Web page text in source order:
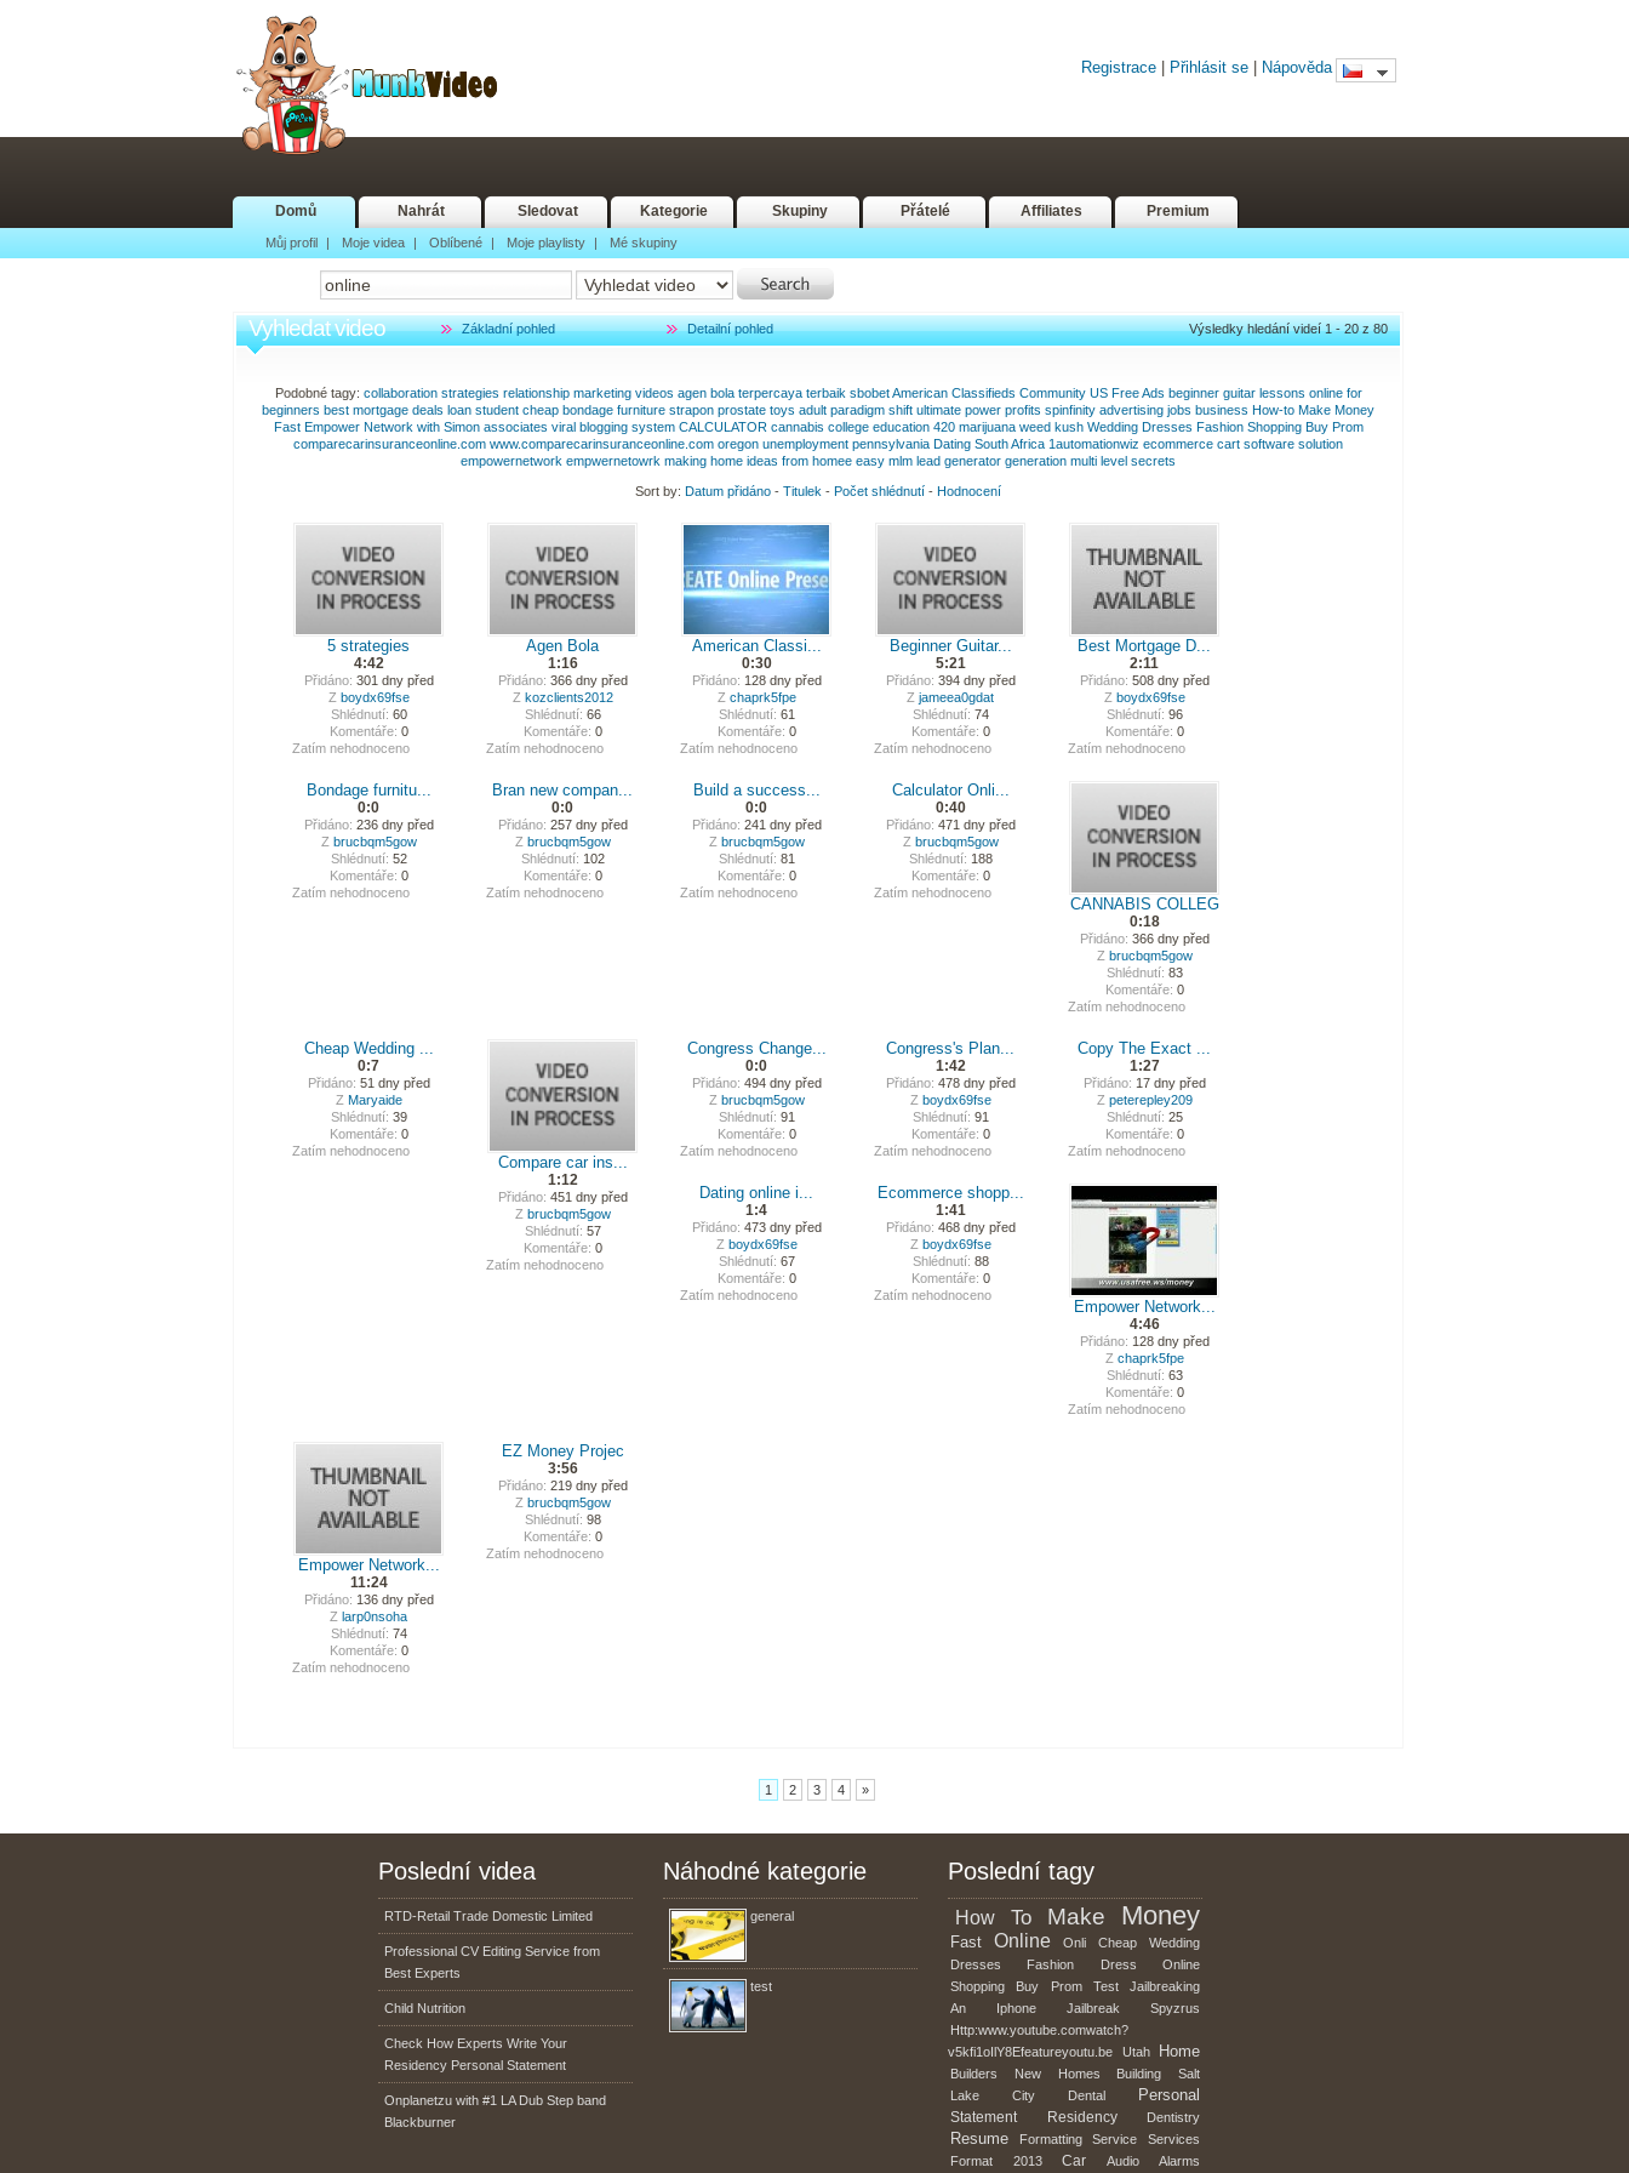
Registrace Přihlásit se Nápověda
Domů Nahrát Sledovat Kategorie Skupiny Přátelé Affiliates Premium
Můj profil | Moje videa | Oblíbené | Moje playlisty | Mé skupiny
Vyhledat video Základní pohled Detailní pohled Výsledky hledání videí 1 - 20 z 80
Podobné tagy: collaboration strategies relationship marketing videos agen bola terpercaya terbaik sbobet American Classifieds Community US Free Ads beginner guitar lessons online for
beginners best mortgage deals loan student cheap bondage furniture strapon prostate toys adult paradigm shift ultimate power profits spinfinity advertising jobs business How-to Make Money
Fast Empower Network with Simon associates viral blogging system CALCULATOR cannabis college education 420 marijuana weed kush Wedding Dresses Fashion Shopping Buy Prom
comparecarinsuranceonline.com www.comparecarinsuranceonline.com oregon unemployment pennsylvania Dating SouthAfrica 1automationwiz ecommerce cart software solution
empowernetwork empwernetowrk making home ideas from homee easy mlm lead generator generation multi level secrets
Sort by: Datum přidáno - Titulek - Počet shlédnutí - Hodnocení
5 strategies
4:42
Přidáno: 301 dny před
Z boydx69fse
Shlédnutí: 60
Komentáře: 0
Zatím nehodnoceno
Agen Bola
1:16
Přidáno: 366 dny před
Z kozclients2012
Shlédnutí: 66
Komentáře: 0
Zatím nehodnoceno
American Classi...
0:30
Přidáno: 128 dny před
Z chaprk5fpe
Shlédnutí: 61
Komentáře: 0
Zatím nehodnoceno
Beginner Guitar...
5:21
Přidáno: 394 dny před
Z jameea0gdat
Shlédnutí: 74
Komentáře: 0
Zatím nehodnoceno
Best Mortgage D...
2:11
Přidáno: 508 dny před
Z boydx69fse
Shlédnutí: 96
Komentáře: 0
Zatím nehodnoceno
Bondage furnitu...
0:0
Přidáno: 236 dny před
Z brucbqm5gow
Shlédnutí: 52
Komentáře: 0
Zatím nehodnoceno
Bran new compan...
0:0
Přidáno: 257 dny před
Z brucbqm5gow
Shlédnutí: 102
Komentáře: 0
Zatím nehodnoceno
Build a success...
0:0
Přidáno: 241 dny před
Z brucbqm5gow
Shlédnutí: 81
Komentáře: 0
Zatím nehodnoceno
Calculator Onli...
0:40
Přidáno: 471 dny před
Z brucbqm5gow
Shlédnutí: 188
Komentáře: 0
Zatím nehodnoceno
CANNABIS COLLEG
0:18
Přidáno: 366 dny před
Z brucbqm5gow
Shlédnutí: 83
Komentáře: 0
Zatím nehodnoceno
Cheap Wedding ...
0:7
Přidáno: 51 dny před
Z Maryaide
Shlédnutí: 39
Komentáře: 0
Zatím nehodnoceno
Compare car ins...
1:12
Přidáno: 451 dny před
Z brucbqm5gow
Shlédnutí: 57
Komentáře: 0
Zatím nehodnoceno
Congress Change...
0:0
Přidáno: 494 dny před
Z brucbqm5gow
Shlédnutí: 91
Komentáře: 0
Zatím nehodnoceno
Congress's Plan...
1:42
Přidáno: 478 dny před
Z boydx69fse
Shlédnutí: 91
Komentáře: 0
Zatím nehodnoceno
Copy The Exact ...
1:27
Přidáno: 17 dny před
Z peterepley209
Shlédnutí: 25
Komentáře: 0
Zatím nehodnoceno
Dating online i...
1:4
Přidáno: 473 dny před
Z boydx69fse
Shlédnutí: 67
Komentáře: 0
Zatím nehodnoceno
Ecommerce shopp...
1:41
Přidáno: 468 dny před
Z boydx69fse
Shlédnutí: 88
Komentáře: 0
Zatím nehodnoceno
Empower Network...
4:46
Přidáno: 128 dny před
Z chaprk5fpe
Shlédnutí: 63
Komentáře: 0
Zatím nehodnoceno
Empower Network...
11:24
Přidáno: 136 dny před
Z larp0nsoha
Shlédnutí: 74
Komentáře: 0
Zatím nehodnoceno
EZ Money Projec
3:56
Přidáno: 219 dny před
Z brucbqm5gow
Shlédnutí: 98
Komentáře: 0
Zatím nehodnoceno
1 2 3 4 »
Poslední videa
RTD-Retail Trade Domestic Limited
Professional CV Editing Service from
Best Experts
Child Nutrition
Check How Experts Write Your
Residency Personal Statement
Onplanetzu with #1 LA Dub Step band
Blackburner
Náhodné kategorie
general
test
Poslední tagy
How To Make Money
Fast Online Onli Cheap
Wedding
Dresses
Fashion Dress
Online
Shopping
Buy Prom Test
Jailbreaking
An
Iphone Jailbreak
Spyzrus
Http:www.youtube.comwatch?
v5kfi1oIlY8Efeatureyoutu.be
Utah Home
Builders New Homes Building
Salt
Lake
City Dental Personal
Statement Residency Dentistry
Resume Formatting Service
Services
Format
2013 Car Audio Alarms